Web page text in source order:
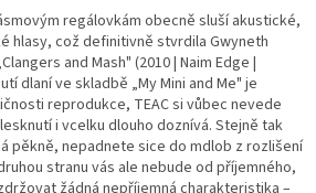
regálovkám obecně sluší akustické,
hlasy, což definitivně stvrdila Gwyneth
and Mash" (2010 | Naim Edge |
dlaní ve skladbě „My Mini and Me" je
reprodukce, TEAC si vůbec nevede
i vcelku dlouho doznívá. Stejně tak
pěkně, nepadnete sice do mdlob z rozlišení
stranu vás ale nebude od příjemného,